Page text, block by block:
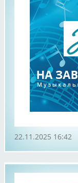
22.11.2025 16:42